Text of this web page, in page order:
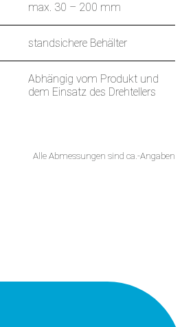
max. 30 – 200 mm
standsichere Behälter
Abhängig vom Produkt und
dem Einsatz des Drehtellers
Alle Abmessungen sind ca.-Angaben